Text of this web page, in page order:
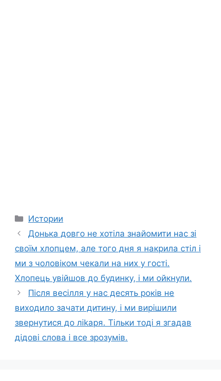
Categories
Истории
Донька довго не хотіла знайомити нас зі
своїм хлопцем, але того дня я накрила стіл і
ми з чоловіком чекали на них у гості.
Хлопець увійшов до будинку, і ми ойкнули.
Після весілля у нас десять років не
виходило зачати дитину, і ми вирішили
звернутися до ліkаря. Тільки тоді я згадав
дідові слова і все зрозумів.